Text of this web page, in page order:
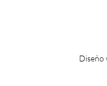
Diseño